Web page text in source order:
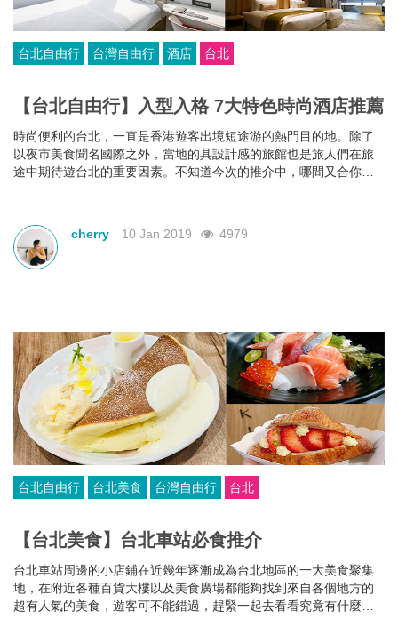
台北自由行 台灣自由行 酒店 台北
【台北自由行】入型入格 7大特色時尚酒店推薦
時尚便利的台北，一直是香港遊客出境短途游的熱門目的地。除了
以夜市美食聞名國際之外，當地的具設計感的旅館也是旅人們在旅
途中期待遊台北的重要因素。不知道今次的推介中，哪間又合你心
cherry 10 Jan 2019 4979
台北自由行 台北美食 台灣自由行 台北
【台北美食】台北車站必食推介
台北車站周邊的小店鋪在近幾年逐漸成為台北地區的一大美食聚集
地，在附近各種百貨大樓以及美食廣場都能夠找到來自各個地方的
超有人氣的美食，遊客可不能錯過，趕緊一起去看看究竟有什麼好